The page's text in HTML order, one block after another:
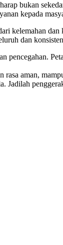
bukan
kepada
kelemahan
dan
aman,
Jadilah